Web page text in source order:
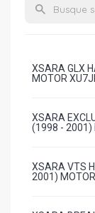
XSARA GLX
MOTOR
XSARA
(1998 - 2001)
XSARA VTS
2001)